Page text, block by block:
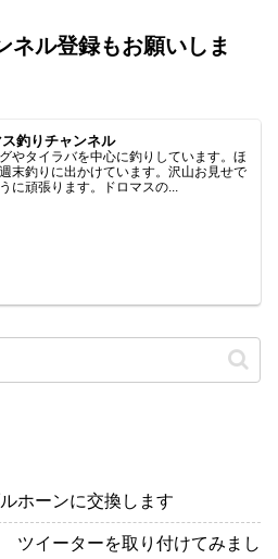
ネル登録もお願いしま
ス釣りチャンネル
やタイラバを中心に釣りしています。ほ
末釣りに出かけています。沢山お見せで
に頑張ります。ドロマスの...
ホーンに交換します
ツイーターを取り付けてみまし